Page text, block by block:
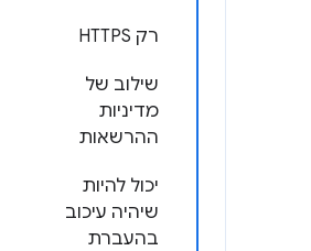
רק HTTPS
שילוב של
מדיניות
ההרשאות
יכול להיות
שיהיה עיכוב
בהעברת